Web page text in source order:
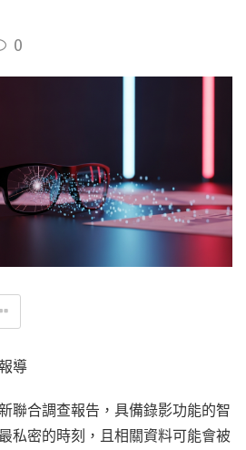
0
導
聯合調查報告，具備錄影功能的智
私密的時刻，且相關資料可能會被